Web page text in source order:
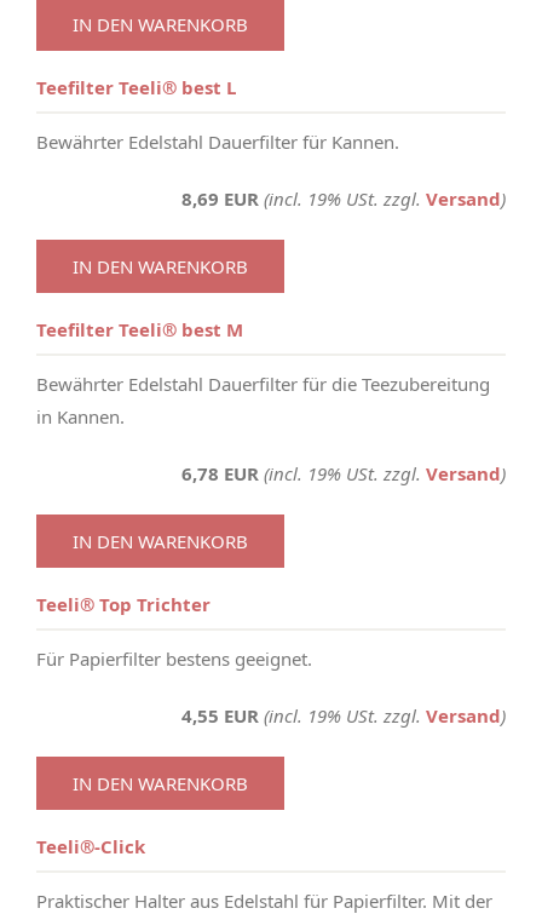
IN DEN WARENKORB
Teefilter Teeli® best L
Bewährter Edelstahl Dauerfilter für Kannen.
8,69 EUR (incl. 19% USt. zzgl. Versand)
IN DEN WARENKORB
Teefilter Teeli® best M
Bewährter Edelstahl Dauerfilter für die Teezubereitung
in Kannen.
6,78 EUR (incl. 19% USt. zzgl. Versand)
IN DEN WARENKORB
Teeli® Top Trichter
Für Papierfilter bestens geeignet.
4,55 EUR (incl. 19% USt. zzgl. Versand)
IN DEN WARENKORB
Teeli®-Click
Praktischer Halter aus Edelstahl für Papierfilter. Mit der